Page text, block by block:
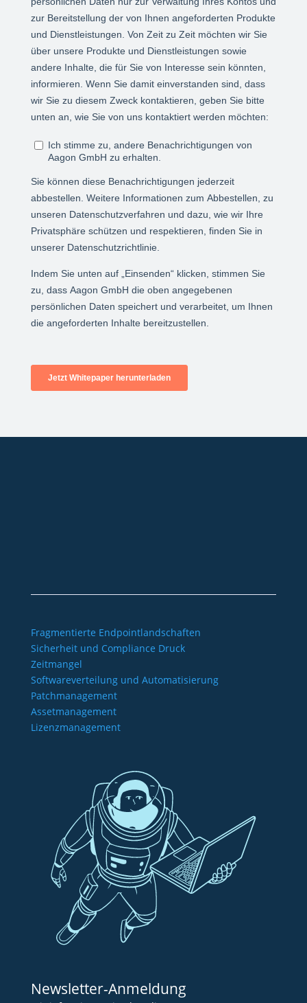
Fragmentierte Endpointlandschaften
Sicherheit und Compliance Druck
Zeitmangel
Softwareverteilung und Automatisierung
Patchmanagement
Assetmanagement
Lizenzmanagement
Newsletter-Anmeldung